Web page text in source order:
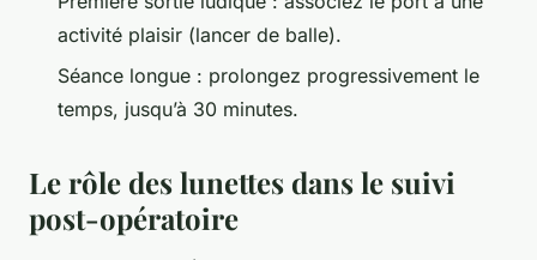
activité plaisir (lancer de balle).
Séance longue : prolongez progressivement le
temps, jusqu’à 30 minutes.
Le rôle des lunettes dans le suivi
post-opératoire